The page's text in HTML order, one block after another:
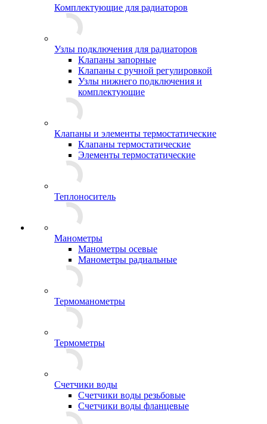
Комплектующие для радиаторов
Узлы подключения для радиаторов
Клапаны запорные
Клапаны с ручной регулировкой
Узлы нижнего подключения и
комплектующие
Клапаны и элементы термостатические
Клапаны термостатические
Элементы термостатические
Теплоноситель
Манометры
Манометры осевые
Манометры радиальные
Термоманометры
Термометры
Счетчики воды
Счетчики воды резьбовые
Счетчики воды фланцевые